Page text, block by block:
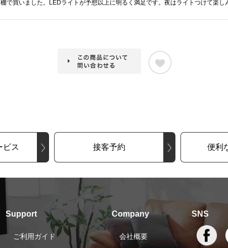
で買いました。LEDライトが予想以上に明るく満足です。夜はライトつけて楽し
ビス 接客予約 便利
Support
ご利用ガイド
Company
会社概要
SNS